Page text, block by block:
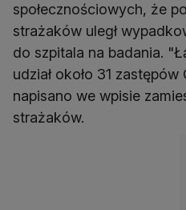
społecznościowych, że
strażaków uległ
do szpitala na badania.
udział około 31
napisano we wpisie
strażaków.